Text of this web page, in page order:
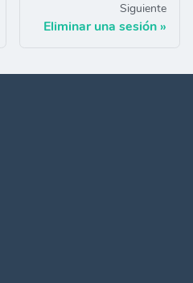
Siguiente
Eliminar una sesión